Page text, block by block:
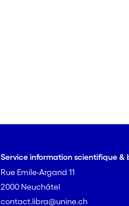
Service information scientifique &
Rue Emile-Argand 11
2000 Neuchâtel
contact.libra@unine.ch